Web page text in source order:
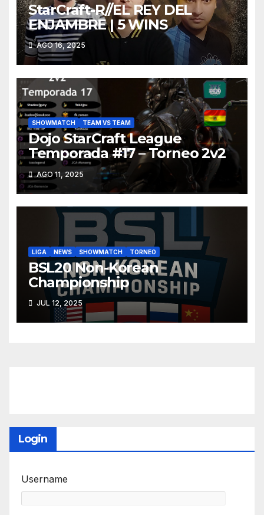
StarCraft-R//EL REY DEL
ENJAMBRE | 5 WINS
AGO 16, 2025
SHOWMATCH TEAM VS TEAM
Dojo StarCraft League
Temporada #17 – Torneo 2v2
AGO 11, 2025
LIGA NEWS SHOWMATCH TORNEO
BSL20 Non-Korean
Championship
JUL 12, 2025
Login
Username